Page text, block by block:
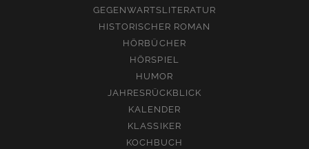
GEGENWARTSLITERATUR
HISTORISCHER ROMAN
HÖRBÜCHER
HÖRSPIEL
HUMOR
JAHRESRÜCKBLICK
KALENDER
KLASSIKER
KOCHBUCH